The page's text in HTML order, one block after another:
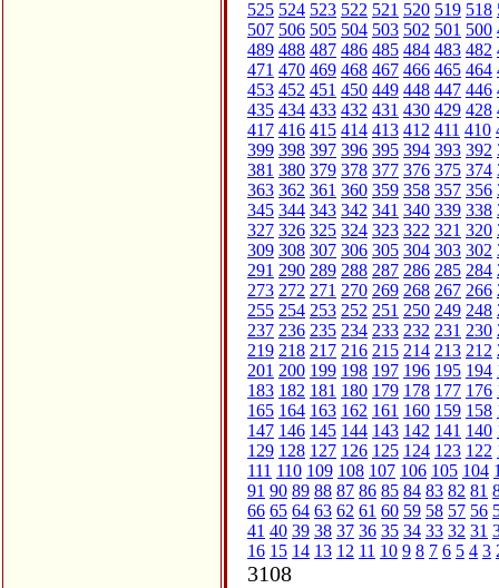
525 524 523 522 521 520 519 518
507 506 505 504 503 502 501 500
489 488 487 486 485 484 483 482
471 470 469 468 467 466 465 464
453 452 451 450 449 448 447 446
435 434 433 432 431 430 429 428
417 416 415 414 413 412 411 410
399 398 397 396 395 394 393 392
381 380 379 378 377 376 375 374
363 362 361 360 359 358 357 356
345 344 343 342 341 340 339 338
327 326 325 324 323 322 321 320
309 308 307 306 305 304 303 302
291 290 289 288 287 286 285 284
273 272 271 270 269 268 267 266
255 254 253 252 251 250 249 248
237 236 235 234 233 232 231 230
219 218 217 216 215 214 213 212
201 200 199 198 197 196 195 194
183 182 181 180 179 178 177 176
165 164 163 162 161 160 159 158
147 146 145 144 143 142 141 140
129 128 127 126 125 124 123 122
111 110 109 108 107 106 105 104
91 90 89 88 87 86 85 84 83 82 81
66 65 64 63 62 61 60 59 58 57 56
41 40 39 38 37 36 35 34 33 32 31
16 15 14 13 12 11 10 9 8 7 6 5 4 3
3108